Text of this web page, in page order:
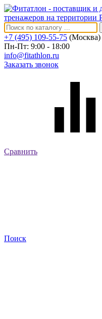
+7 (495) 109-55-75 (Москва)
Пн-Пт: 9:00 - 18:00
info@fitathlon.ru
Заказать звонок
Сравнить
Поиск